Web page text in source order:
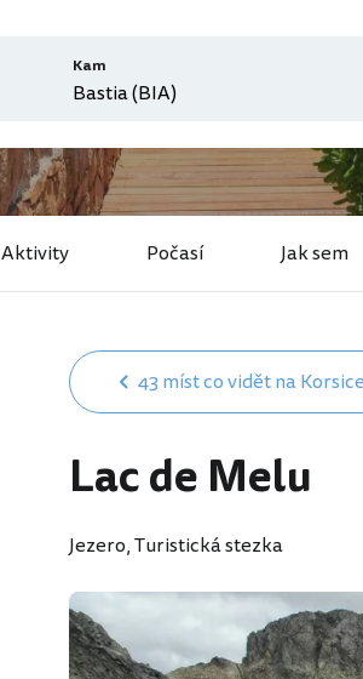
Kam
Aktivity Počasí Jak sem
43 míst co vidět na Korsice
Lac de Melu
Jezero, Turistická stezka